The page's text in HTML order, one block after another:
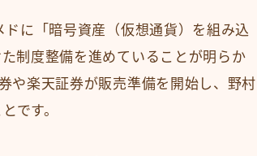
に「暗号資産（仮想通貨）を組み込
制度整備を進めていることが明らか
や楽天証券が販売準備を開始し、野村
です。